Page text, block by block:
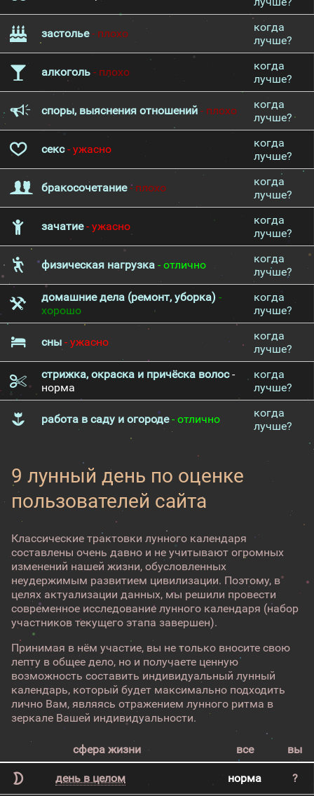
застолье- плохо
когда
лучше?
алкоголь - плохо
когда
лучше?
споры, выяснения отношений - плохо
когда
лучше?
секс- ужасно
когда
лучше?
бракосочетание- плохо
когда
лучше?
зачатие- ужасно
когда
лучше?
физическая нагрузка - отлично
когда
лучше?
домашние дела (ремонт, уборка) -
хорошо
когда
лучше?
сны - ужасно
когда
лучше?
стрижка, окраска и причёска волос-
норма
когда
лучше?
работа в саду и огороде- отлично
когда
лучше?
9 лунный день по оценке
пользователей сайта
Классические трактовки лунного календаря
составлены очень давно и не учитывают огромных
изменений нашей жизни, обусловленных
неудержимым развитием цивилизации. Поэтому, в
целях актуализации данных, мы решили провести
современное исследование лунного календаря (набор
участников текущего этапа завершен).
Принимая в нём участие, вы не только вносите свою
лепту в общее дело, но и получаете ценную
возможность составить индивидуальный лунный
календарь, который будет максимально подходить
лично Вам, являясь отражением лунного ритма в
зеркале Вашей индивидуальности.
сфера жизни все вы
день в целом норма ?